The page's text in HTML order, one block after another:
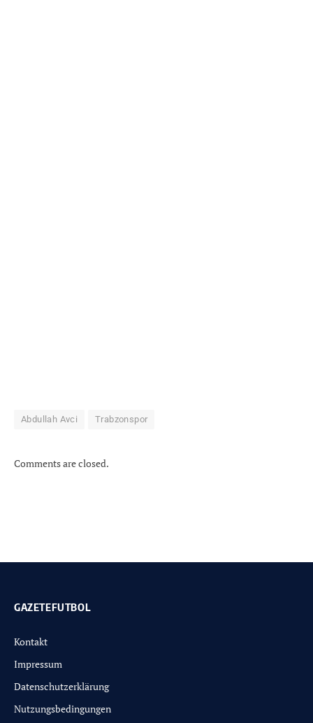
Abdullah Avci Trabzonspor
Comments are closed.
GAZETEFUTBOL
Kontakt
Impressum
Datenschutzerklärung
Nutzungsbedingungen